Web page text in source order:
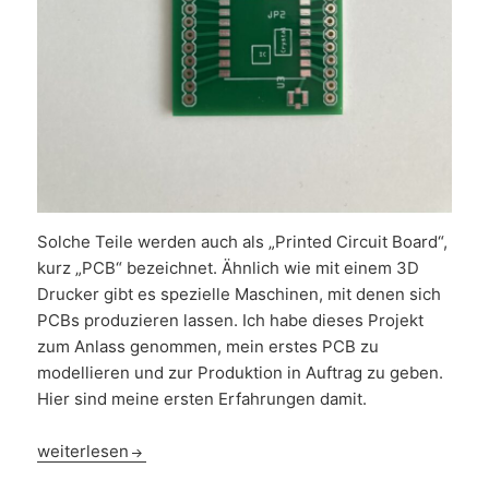
Solche Teile werden auch als „Printed Circuit Board“,
kurz „PCB“ bezeichnet. Ähnlich wie mit einem 3D
Drucker gibt es spezielle Maschinen, mit denen sich
PCBs produzieren lassen. Ich habe dieses Projekt
zum Anlass genommen, mein erstes PCB zu
modellieren und zur Produktion in Auftrag zu geben.
Hier sind meine ersten Erfahrungen damit.
PCBs selber modellieren und in Produktion geben
weiterlesen